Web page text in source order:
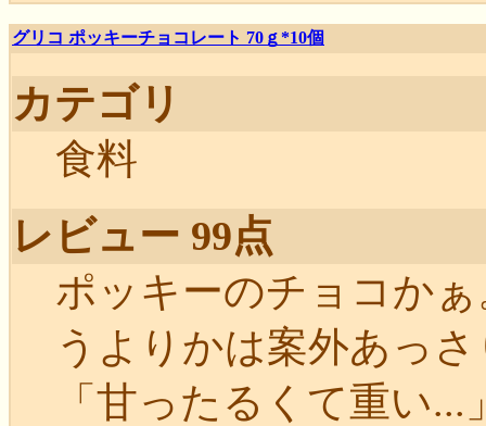
グリコ ポッキーチョコレート 70ｇ*10個
カテゴリ
食料
レビュー 99点
ポッキーのチョコか
うよりかは案外あっ
「甘ったるくて重い